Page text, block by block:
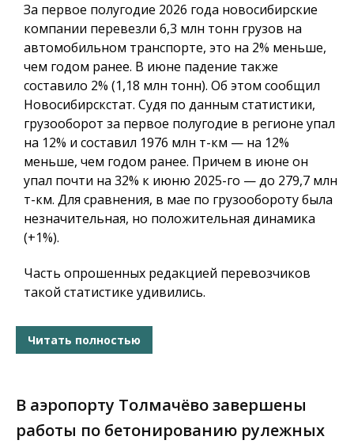
За первое полугодие 2026 года новосибирские
компании перевезли 6,3 млн тонн грузов на
автомобильном транспорте, это на 2% меньше,
чем годом ранее. В июне падение также
составило 2% (1,18 млн тонн). Об этом сообщил
Новосибирскстат. Судя по данным статистики,
грузооборот за первое полугодие в регионе упал
на 12% и составил 1976 млн т-км — на 12%
меньше, чем годом ранее. Причем в июне он
упал почти на 32% к июню 2025-го — до 279,7 млн
т-км. Для сравнения, в мае по грузообороту была
незначительная, но положительная динамика
(+1%).
Часть опрошенных редакцией перевозчиков
такой статистике удивились.
Читать полностью
В аэропорту Толмачёво завершены
работы по бетонированию рулежных